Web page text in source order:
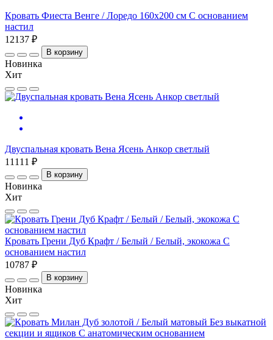
Кровать Фиеста Венге / Лоредо 160х200 см С основанием
настил
12137 ₽
В корзину
Новинка
Хит
Двуспальная кровать Вена Ясень Анкор светлый
11111 ₽
В корзину
Новинка
Хит
Кровать Грени Дуб Крафт / Белый / Белый, экокожа С
основанием настил
10787 ₽
В корзину
Новинка
Хит